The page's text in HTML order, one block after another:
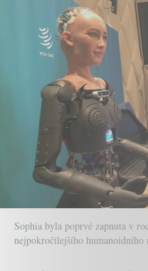
Sophia byla poprvé zapnuta v
nejpokročilejšího humanoidního